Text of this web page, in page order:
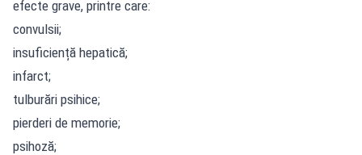
efecte grave, printre care:
convulsii;
insuficiență hepatică;
infarct;
tulburări psihice;
pierderi de memorie;
psihoză;